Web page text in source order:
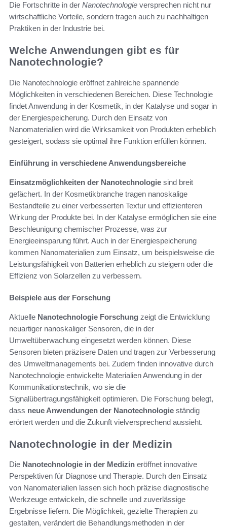
Die Fortschritte in der Nanotechnologie versprechen nicht nur
wirtschaftliche Vorteile, sondern tragen auch zu nachhaltigen
Praktiken in der Industrie bei.
Welche Anwendungen gibt es für
Nanotechnologie?
Die Nanotechnologie eröffnet zahlreiche spannende
Möglichkeiten in verschiedenen Bereichen. Diese Technologie
findet Anwendung in der Kosmetik, in der Katalyse und sogar in
der Energiespeicherung. Durch den Einsatz von
Nanomaterialien wird die Wirksamkeit von Produkten erheblich
gesteigert, sodass sie optimal ihre Funktion erfüllen können.
Einführung in verschiedene Anwendungsbereiche
Einsatzmöglichkeiten der Nanotechnologie sind breit
gefächert. In der Kosmetikbranche tragen nanoskalige
Bestandteile zu einer verbesserten Textur und effizienteren
Wirkung der Produkte bei. In der Katalyse ermöglichen sie eine
Beschleunigung chemischer Prozesse, was zur
Energieeinsparung führt. Auch in der Energiespeicherung
kommen Nanomaterialien zum Einsatz, um beispielsweise die
Leistungsfähigkeit von Batterien erheblich zu steigern oder die
Effizienz von Solarzellen zu verbessern.
Beispiele aus der Forschung
Aktuelle Nanotechnologie Forschung zeigt die Entwicklung
neuartiger nanoskaliger Sensoren, die in der
Umweltüberwachung eingesetzt werden können. Diese
Sensoren bieten präzisere Daten und tragen zur Verbesserung
des Umweltmanagements bei. Zudem finden innovative durch
Nanotechnologie entwickelte Materialien Anwendung in der
Kommunikationstechnik, wo sie die
Signalübertragungsfähigkeit optimieren. Die Forschung belegt,
dass neue Anwendungen der Nanotechnologie ständig
erörtert werden und die Zukunft vielversprechend aussieht.
Nanotechnologie in der Medizin
Die Nanotechnologie in der Medizin eröffnet innovative
Perspektiven für Diagnose und Therapie. Durch den Einsatz
von Nanomaterialien lassen sich hoch präzise diagnostische
Werkzeuge entwickeln, die schnelle und zuverlässige
Ergebnisse liefern. Die Möglichkeit, gezielte Therapien zu
gestalten, verändert die Behandlungsmethoden in der